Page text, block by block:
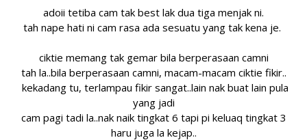
adoii tetiba cam tak best lak dua tiga menjak ni.
tah nape hati ni cam rasa ada sesuatu yang tak kena je.
ciktie memang tak gemar bila berperasaan camni
tah la..bila berperasaan camni, macam-macam ciktie fikir..
kekadang tu, terlampau fikir sangat..lain nak buat lain pula
yang jadi
cam pagi tadi la..nak naik tingkat 6 tapi pi keluaq tingkat 3
haru juga la kejap..